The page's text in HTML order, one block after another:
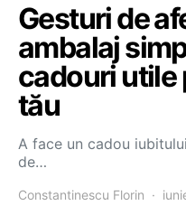
Gesturi de
ambalaj
cadouri utile
tău
A face un cadou
de…
Constantinescu Florin